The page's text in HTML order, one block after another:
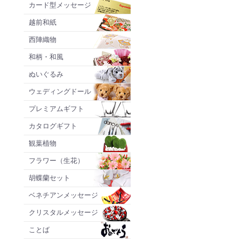
カード型メッセージ
越前和紙
西陣織物
和柄・和風
ぬいぐるみ
ウェディングドール
プレミアムギフト
カタログギフト
観葉植物
フラワー（生花）
胡蝶蘭セット
ベネチアンメッセージ
クリスタルメッセージ
ことば